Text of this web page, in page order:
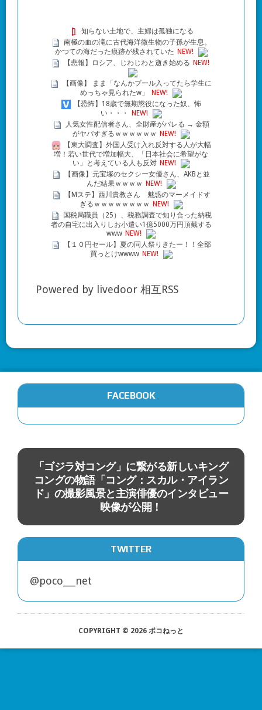
知らない土地で、主婦は孤独になる
南極の血の滝に古代海洋微生物の子孫が生息。
かつての海だった痕跡が残されていた NEW!
【悲報】ロシア、じわじわと逝き始める NEW!
【画像】 まま「なんかプール入ってたら学生に
めっちゃ見られたw」
NEW!
【恐怖】18歳で無期懲役になった奴、怖
い・・・
NEW!
人気女性配信者さん、全財産がバレる → 金額
がヤバすぎるｗｗｗｗｗｗ
NEW!
【東大調査】外国人受け入れ反対する人が大幅
増！若い世代で増加幅大、「日本社会に希望がな
い」と考えている人も反対 NEW!
【画像】元宝塚のセクシー女優さん、AKBと並
んだ結果ｗｗｗｗ
NEW!
【Mステ】西川貴教さん 魅惑のマーメイドす
ぎるｗｗｗｗｗｗｗｗ
NEW!
国税局職員（25）、税務調査で知り合った納税
者の自宅に出入りしお小遣い1億5000万円頂戴する
www NEW!
【１０円セール】夏の同人祭りきたー！！全部
買っとけwwww NEW!
Powered by livedoor 相互RSS
FACEBOOK
「ゴジラ対コング」に繋がる新しいキング
コングの物語「コング：スカル・アイラン
ド」の撮影風景と主演俳優のインタビュー
映像が公開！
TWITTER
@poco___net
COPYRIGHT © 2026 ポコねっと